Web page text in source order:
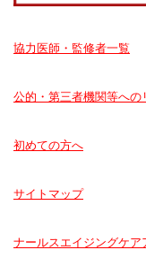
協力医師・監修者一覧
公的・第三者機関等への
初めての方へ
サイトマップ
ナールスエイジングケア